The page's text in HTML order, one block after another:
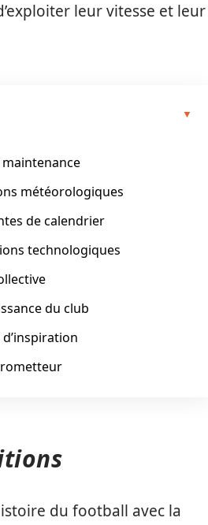
leur vitesse et leur
maintenance
météorologiques
de calendrier
technologiques
du club
du football avec la